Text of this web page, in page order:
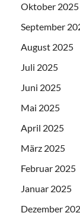
Oktober 2025
September
August 2025
Juli 2025
Juni 2025
Mai 2025
April 2025
März 2025
Februar 2025
Januar 2025
Dezember